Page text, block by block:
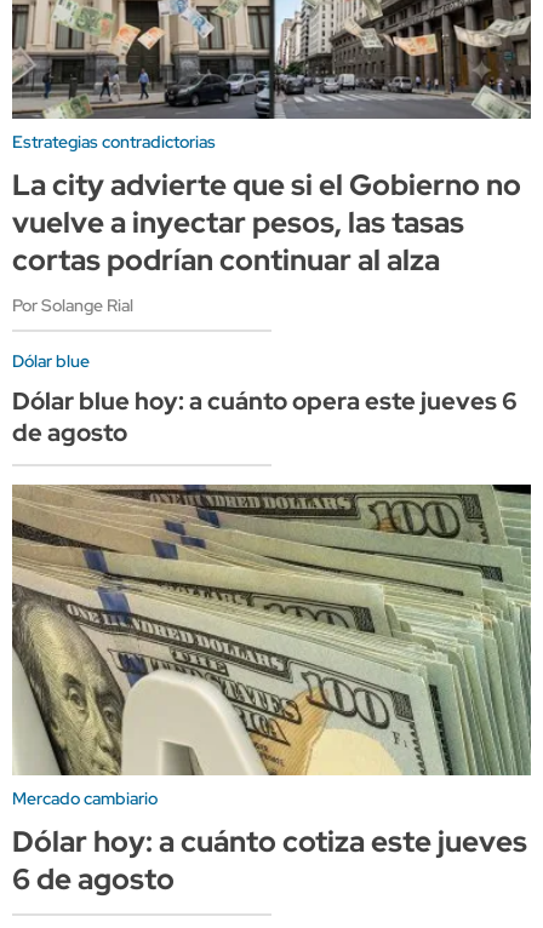
Estrategias contradictorias
La city advierte que si el Gobierno no
vuelve a inyectar pesos, las tasas
cortas podrían continuar al alza
Por Solange Rial
Dólar blue
Dólar blue hoy: a cuánto opera este jueves 6
de agosto
Mercado cambiario
Dólar hoy: a cuánto cotiza este jueves
6 de agosto